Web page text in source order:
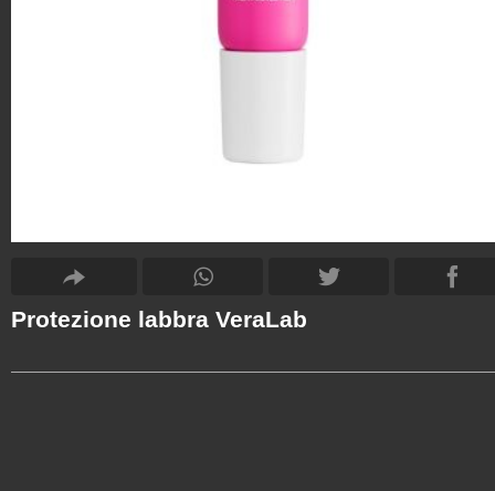
Protezione labbra VeraLab